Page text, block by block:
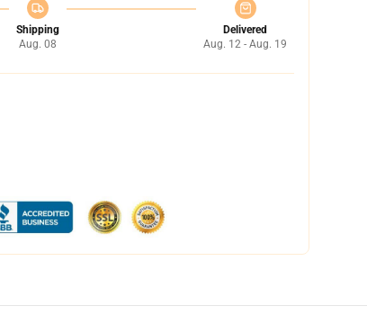
Shipping
Aug. 08
Delivered
Aug. 12 - Aug. 19